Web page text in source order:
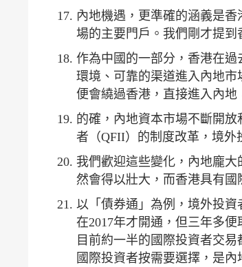
內地機遇，更準確的涵義是
場的主要門戶。我們剛才提到
作為中國的一部分，香港在
環境、可靠的渠道進入內地
便會繞過香港，直接進入內地
的確，內地資本市場不斷開
者（QFII）的制度改革，境外
我們歡迎這些變化，內地龐
然會得以壯大，而香港具有國
以「債券通」為例，境外投
在2017年才開通，但三年多便
目前約一半的國際投資者交
國際投資者按需要選擇，是